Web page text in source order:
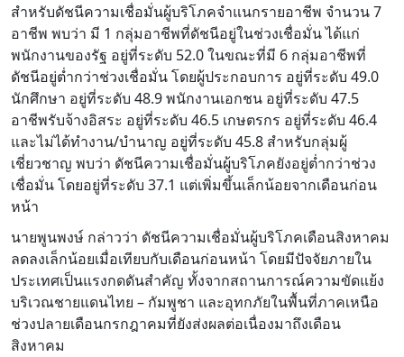
สำหรับดัชนีความเชื่อมั่นผู้บริโภคจำแนกรายอาชีพ จำนวน 7
อาชีพ พบว่า มี 1 กลุ่มอาชีพที่ดัชนีอยู่ในช่วงเชื่อมั่น ได้แก่
พนักงานของรัฐ อยู่ที่ระดับ 52.0 ในขณะที่มี 6 กลุ่มอาชีพที่
ดัชนีอยู่ต่ำกว่าช่วงเชื่อมั่น โดยผู้ประกอบการ อยู่ที่ระดับ 49.0
นักศึกษา อยู่ที่ระดับ 48.9 พนักงานเอกชน อยู่ที่ระดับ 47.5
อาชีพรับจ้างอิสระ อยู่ที่ระดับ 46.5 เกษตรกร อยู่ที่ระดับ 46.4
และไม่ได้ทำงาน/บำนาญ อยู่ที่ระดับ 45.8 สำหรับกลุ่มผู้
เชี่ยวชาญ พบว่า ดัชนีความเชื่อมั่นผู้บริโภคยังอยู่ต่ำกว่าช่วง
เชื่อมั่น โดยอยู่ที่ระดับ 37.1 แต่เพิ่มขึ้นเล็กน้อยจากเดือนก่อน
หน้า
นายพูนพงษ์ กล่าวว่า ดัชนีความเชื่อมั่นผู้บริโภคเดือนสิงหาคม
ลดลงเล็กน้อยเมื่อเทียบกับเดือนก่อนหน้า โดยมีปัจจัยภายใน
ประเทศเป็นแรงกดดันสำคัญ ทั้งจากสถานการณ์ความขัดแย้ง
บริเวณชายแดนไทย – กัมพูชา และอุทกภัยในพื้นที่ภาคเหนือ
ช่วงปลายเดือนกรกฎาคมที่ยังส่งผลต่อเนื่องมาถึงเดือน
สิงหาคม